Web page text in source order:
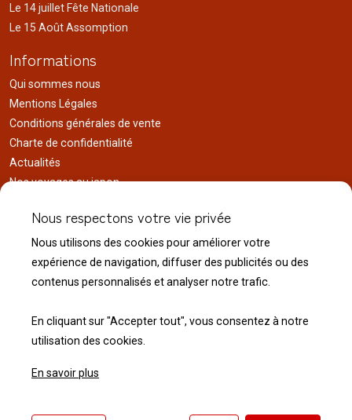
Le 14 juillet Fête Nationale
Le 15 Août Assomption
Informations
Qui sommes nous
Mentions Légales
Conditions générales de vente
Charte de confidentialité
Actualités
Nos voyages au japon
Liens utiles
Service client
Nous contacter
Modalité de retour
Nous respectons votre vie privée
Nous utilisons des cookies pour améliorer votre
expérience de navigation, diffuser des publicités ou des
contenus personnalisés et analyser notre trafic.
En cliquant sur "Accepter tout", vous consentez à notre
utilisation des cookies.
En savoir plus